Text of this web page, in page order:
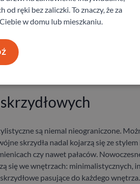
podział na skrzydło bierne i
na co dzień można używać tylko
dodatkowego miejsca. Niemniej, nie
przesuwne dwuskrzydłowe
, warto
w ścianie i były
musiała pozostać widoczna
może stać się ozdobą i nadać
są niemal nieograniczone.
skrzydła nadal kojarzą się ze stylem
czy nawet pałaców.
się we wnętrzach: minimalistycznych,
pasujące do każdego wnętrza.
ręki bez zaliczki. To znaczy, że za
w domu lub mieszkaniu.